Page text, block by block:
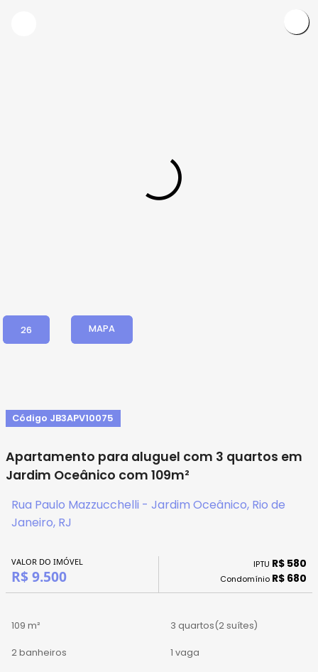
26 MAPA
Código JB3APV10075
Apartamento para aluguel com 3 quartos em
Jardim Oceânico com 109m²
Rua Paulo Mazzucchelli - Jardim Oceânico, Rio de
Janeiro, RJ
VALOR DO IMÓVEL
R$ 9.500
IPTU R$ 580
Condomínio R$ 680
109 m² 3 quartos(2 suítes)
2 banheiros 1 vaga